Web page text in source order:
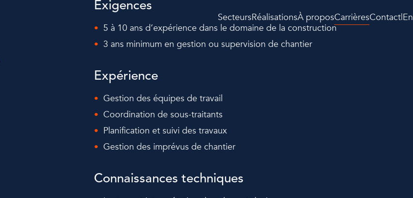
SecteursRéalisationsÀ proposCarrièresContact|En
Exigences
5 à 10 ans d’expérience dans le domaine de la construction
3 ans minimum en gestion ou supervision de chantier
Expérience
Gestion des équipes de travail
Coordination de sous-traitants
Planification et suivi des travaux
Gestion des imprévus de chantier
Connaissances techniques